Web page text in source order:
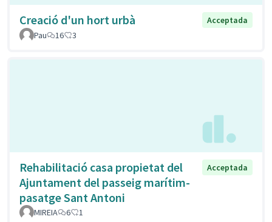
Creació d'un hort urbà
Acceptada
Pau
16 3
Rehabilitació casa propietat del
Ajuntament del passeig marítim-
pasatge Sant Antoni
Acceptada
MIREIA 6 1